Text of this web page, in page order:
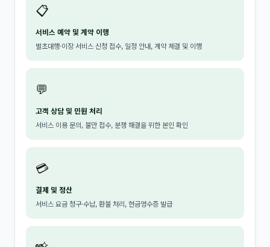
📋
서비스 예약 및 계약 이행
벌초대행·이장 서비스 신청 접수, 일정 안내, 계약 체결 및 이행
💬
고객 상담 및 민원 처리
서비스 이용 문의, 불만 접수, 분쟁 해결을 위한 본인 확인
💳
결제 및 정산
서비스 요금 청구·수납, 환불 처리, 현금영수증 발급